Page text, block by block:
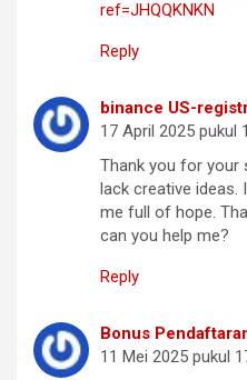
ref=JHQQKNKN
Reply
binance US-
17 April 2025 pukul
Thank you for your
lack creative ideas.
me full of hope.
can you help me?
Reply
Bonus
11 Mei 2025 pukul